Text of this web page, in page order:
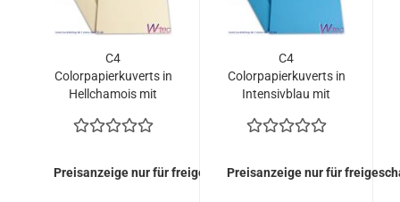
C4
Colorpapierkuverts in
Hellchamois mit
Preisanzeige nur für freigeschaltete Kunden
C4
Colorpapierkuverts in
Intensivblau mit
= 170,00 EURO)
Preisanzeige nur für